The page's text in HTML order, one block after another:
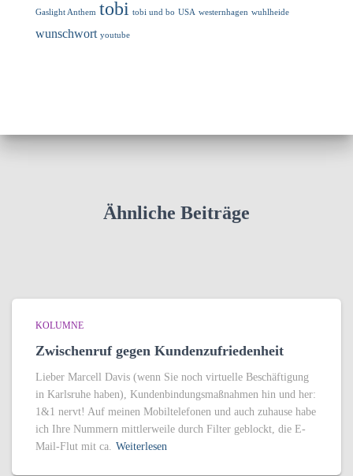
Gaslight Anthem tobi tobi und bo USA westernhagen wuhlheide
wunschwort youtube
Ähnliche Beiträge
KOLUMNE
Zwischenruf gegen Kundenzufriedenheit
Lieber Marcell Davis (wenn Sie noch virtuelle Beschäftigung
in Karlsruhe haben), Kundenbindungsmaßnahmen hin und her:
1&1 nervt! Auf meinen Mobiltelefonen und auch zuhause habe
ich Ihre Nummern mittlerweile durch Filter geblockt, die E-
Mail-Flut mit ca. Weiterlesen